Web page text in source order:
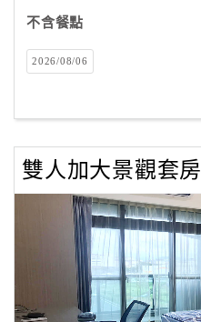
員
戶
客
服
聯
不含餐點
2026/08/06
雙人加大景觀套房